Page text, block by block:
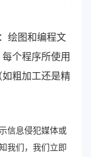
绘图和编程文
个程序所使用
粗加工还是精
信息侵犯媒体或
我们，我们立即